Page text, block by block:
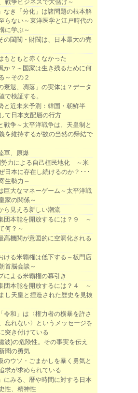
戦争ビジネスで大儲け～
なき「分化」は諸問題の根本解
らない～東洋医学と江戸時代の
に学ぶ～
の閨閥・財閥は、日本最大の売
もともと赤くなかった
か？～国家は生き残るために何
～その２
衰退、凋落」の実体は？データ
で検証する。
と近未来予測：韓国・朝鮮半
て日本支配層の行方
戦争～太平洋戦争は、天皇制と
を維持するが故の当然の帰結で
軍、原爆
勢力による自己植民地化 ～米
日本に存在し続けるのか？･･･
生勢力～
巨大なマネーゲーム～太平洋戦
家の関係～
ら見える新しい潮流
団本能を開放するには？９ ～
何？～
高機関が意図的に空洞化される
ける米覇権は低下する～板門店
首脳会談～
による米覇権の幕引き
団本能を開放するには？４ ～
し天皇と捏造された歴史を見抜
令和」は〈権力者の横暴を許さ
忘れない〉というメッセージを
突き付けている
波)の危険性。その事実を伝え
聞の勇気
のウソ・ごまかしを暴く勇気と
求が求められている
にみる、暦や時間に対する日本
性、精神性